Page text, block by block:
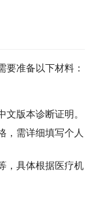
要准备以下材料：
文版本诊断证明。
，需详细填写个人
，具体根据医疗机